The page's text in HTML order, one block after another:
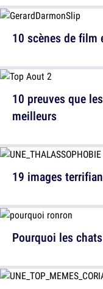
10 preuves que
meilleurs
Pourquoi les
10 scènes de film
19 images